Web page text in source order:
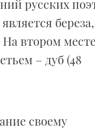
русских
береза,
На втором месте
– дуб (48
своему